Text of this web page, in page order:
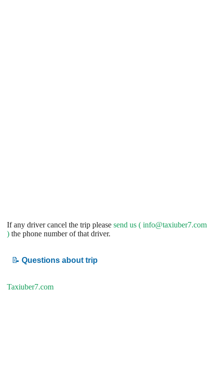
If any driver cancel the trip please send us ( info@taxiuber7.com
) the phone number of that driver.
📝 Questions about trip
Taxiuber7.com